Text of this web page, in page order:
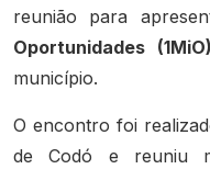
reunião para
Oportunidades
município.
O encontro foi
de Codó e reuniu